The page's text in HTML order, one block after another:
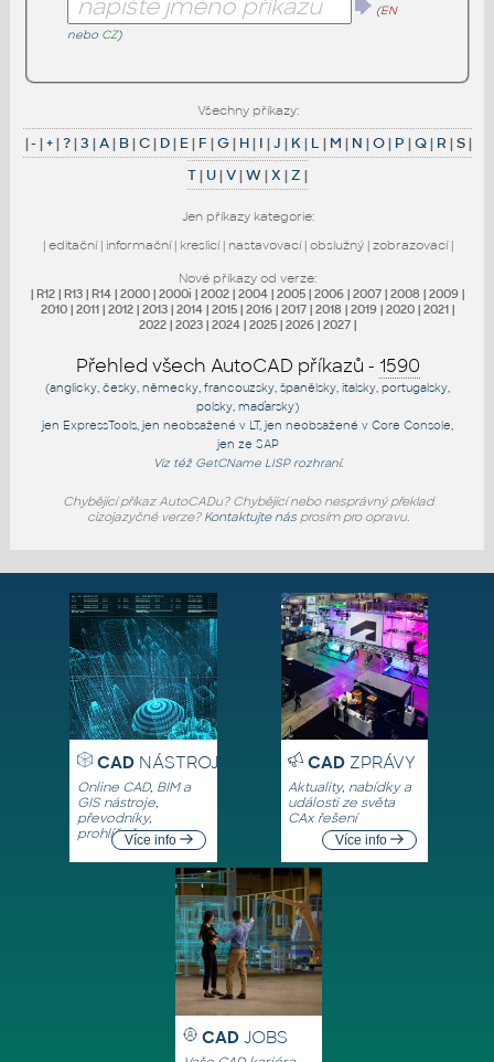
(EN
nebo CZ)
Všechny příkazy:
|- |+|?|3 |A| B|C| D| E| F |G| H| I |J | K| L | M | N |O| P |Q| R |S|
T| U|V|W|X |Z |
Jen příkazy kategorie:
| editační| informační| kreslicí| nastavovací| obslužný| zobrazovací|
Nové příkazy od verze:
| R12 | R13 | R14 | 2000 | 2000i | 2002 | 2004 | 2005 | 2006 | 2007 | 2008 | 2009 |
2010 | 2011 | 2012 | 2013 | 2014 | 2015 | 2016 | 2017 | 2018 | 2019 | 2020 | 2021 |
2022 | 2023 | 2024 | 2025 | 2026 | 2027 |
Přehled všech AutoCAD příkazů - 1590
(anglicky, česky, německy, francouzsky, španělsky, italsky, portugalsky,
polsky, maďarsky)
jen ExpressTools , jen neobsažené v LT, jen neobsažené v Core Console
jen ze SAP
Viz též GetCNameLISP rozhraní.
Chybějící příkaz AutoCADu? Chybějící nebo nesprávný překlad
cizojazyčné verze? Kontaktujte násprosím pro opravu.
CADNÁSTROJE
Online CAD, BIM a
GIS nástroje,
převodníky,
prohlížečeVíce info
CADZPRÁVY
Aktuality, nabídky a
události ze světa
CAx řešení
Více info
CAD JOBS